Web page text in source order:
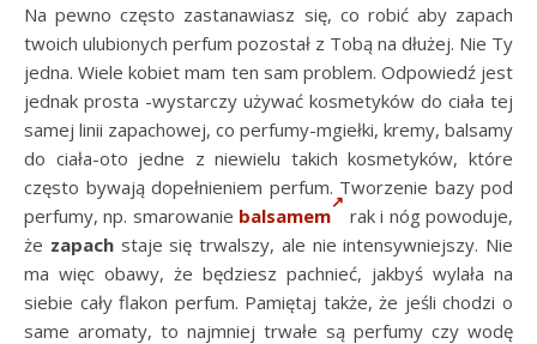
Na pewno często zastanawiasz się, co robić aby zapach
twoich ulubionych perfum pozostał z Tobą na dłużej. Nie Ty
jedna. Wiele kobiet mam ten sam problem. Odpowiedź jest
jednak prosta -wystarczy używać kosmetyków do ciała tej
samej linii zapachowej, co perfumy-mgiełki, kremy, balsamy
do ciała-oto jedne z niewielu takich kosmetyków, które
często bywają dopełnieniem perfum. Tworzenie bazy pod
perfumy, np. smarowanie balsamem
rak i nóg powoduje,
że zapachstaje się trwalszy, ale nie intensywniejszy. Nie
ma więc obawy, że będziesz pachnieć, jakbyś wylała na
siebie cały flakon perfum. Pamiętaj także, że jeśli chodzi o
same aromaty, to najmniej trwałe są perfumy czy wodę